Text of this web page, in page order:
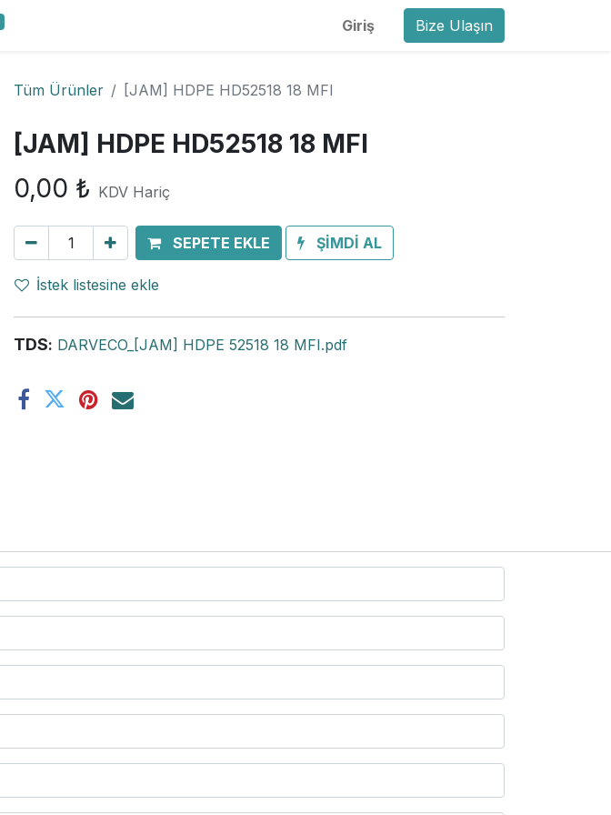
Giriş Bize Ulaşın
Tüm Ürünler [JAM] HDPE HD52518 18 MFI
[JAM] HDPE HD52518 18 MFI
0,00 ₺ KDV Hariç
SEPETE EKLE ŞİMDİ AL
İstek listesine ekle
TDS: DARVECO_[JAM] HDPE 52518 18 MFI.pdf